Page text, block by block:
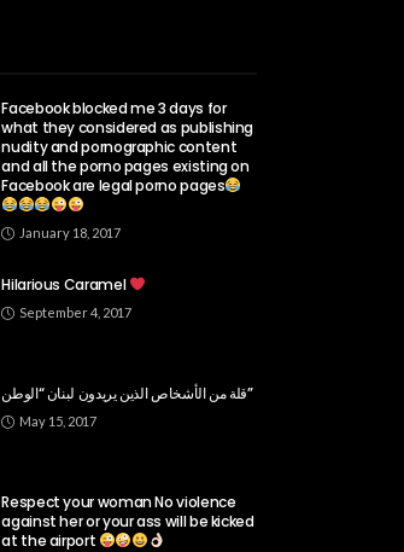
Facebook blocked me 3 days for
what they considered as publishing
nudity and pornographic content
and all the porno pages existing on
Facebook are legal porno pages
January 18, 2017
Hilarious Caramel
September 4, 2017
قلة من الأشخاص الذين يريدون لبنان “الوطن”
May 15, 2017
Respect your woman No violence
against her or your ass will be kicked
at the airport